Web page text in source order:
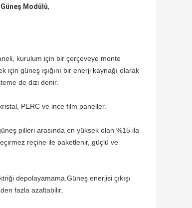
Modülü,
kurulum için bir çerçeveye monte
güneş ışığını bir enerji kaynağı olarak
de dizi denir.
PERC ve ince film paneller.
pilleri arasında en yüksek olan %15 ila
reçine ile paketlenir, güçlü ve
depolayamama.Güneş enerjisi çıkışı
fazla azaltabilir.